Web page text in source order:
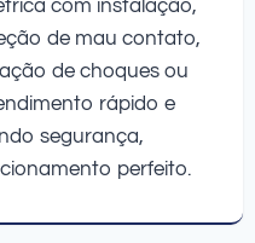
com instalação,
de mau contato,
de choques ou
rápido e
segurança,
perfeito.